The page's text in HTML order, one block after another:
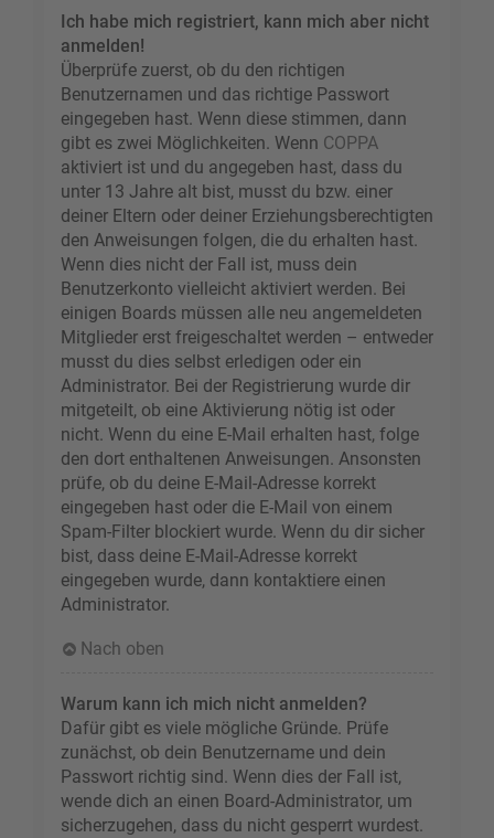
Ich habe mich registriert, kann mich aber nicht
anmelden!
Überprüfe zuerst, ob du den richtigen
Benutzernamen und das richtige Passwort
eingegeben hast. Wenn diese stimmen, dann
gibt es zwei Möglichkeiten. Wenn COPPA
aktiviert ist und du angegeben hast, dass du
unter 13 Jahre alt bist, musst du bzw. einer
deiner Eltern oder deiner Erziehungsberechtigten
den Anweisungen folgen, die du erhalten hast.
Wenn dies nicht der Fall ist, muss dein
Benutzerkonto vielleicht aktiviert werden. Bei
einigen Boards müssen alle neu angemeldeten
Mitglieder erst freigeschaltet werden – entweder
musst du dies selbst erledigen oder ein
Administrator. Bei der Registrierung wurde dir
mitgeteilt, ob eine Aktivierung nötig ist oder
nicht. Wenn du eine E-Mail erhalten hast, folge
den dort enthaltenen Anweisungen. Ansonsten
prüfe, ob du deine E-Mail-Adresse korrekt
eingegeben hast oder die E-Mail von einem
Spam-Filter blockiert wurde. Wenn du dir sicher
bist, dass deine E-Mail-Adresse korrekt
eingegeben wurde, dann kontaktiere einen
Administrator.
Nach oben
Warum kann ich mich nicht anmelden?
Dafür gibt es viele mögliche Gründe. Prüfe
zunächst, ob dein Benutzername und dein
Passwort richtig sind. Wenn dies der Fall ist,
wende dich an einen Board-Administrator, um
sicherzugehen, dass du nicht gesperrt wurdest.